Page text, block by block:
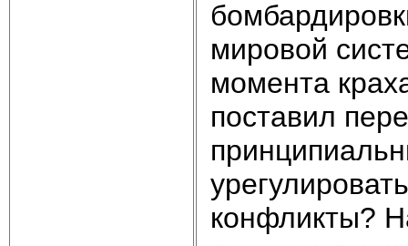
мировой
момента
поставил
конфликты?